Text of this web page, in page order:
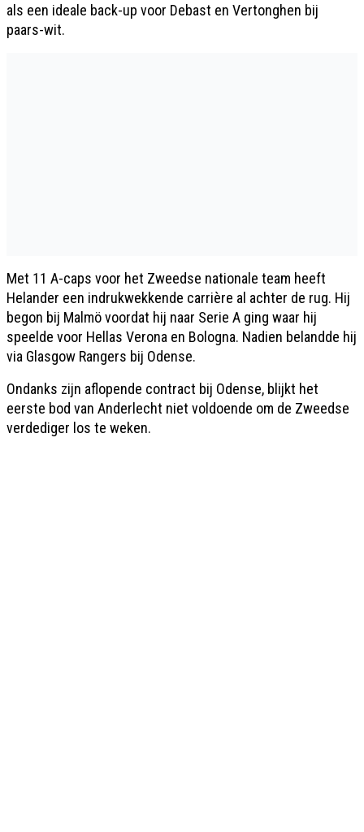
als een ideale back-up voor Debast en Vertonghen bij
paars-wit.
Met 11 A-caps voor het Zweedse nationale team heeft
Helander een indrukwekkende carrière al achter de rug. Hij
begon bij Malmö voordat hij naar Serie A ging waar hij
speelde voor Hellas Verona en Bologna. Nadien belandde hij
via Glasgow Rangers bij Odense.
Ondanks zijn aflopende contract bij Odense, blijkt het
eerste bod van Anderlecht niet voldoende om de Zweedse
verdediger los te weken.